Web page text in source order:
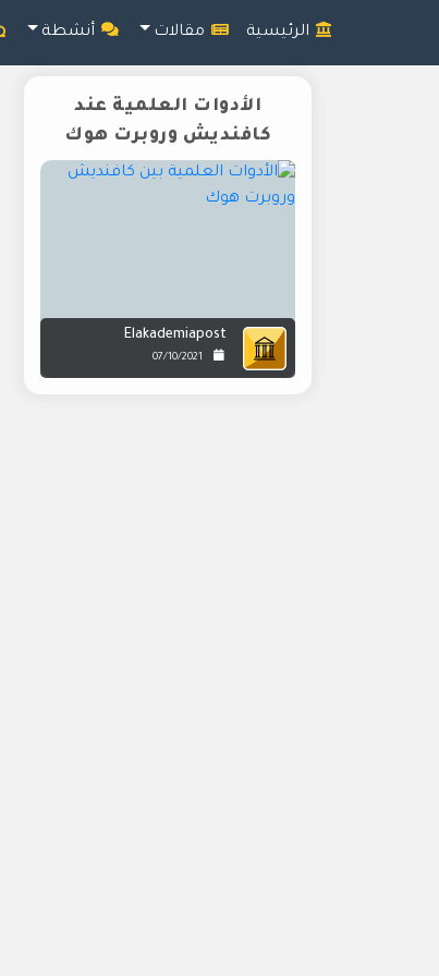
الرئيسية مقالات أنشطة
الأدوات العلمية عند
كافنديش وروبرت هوك
Elakademiapost
07/10/2021